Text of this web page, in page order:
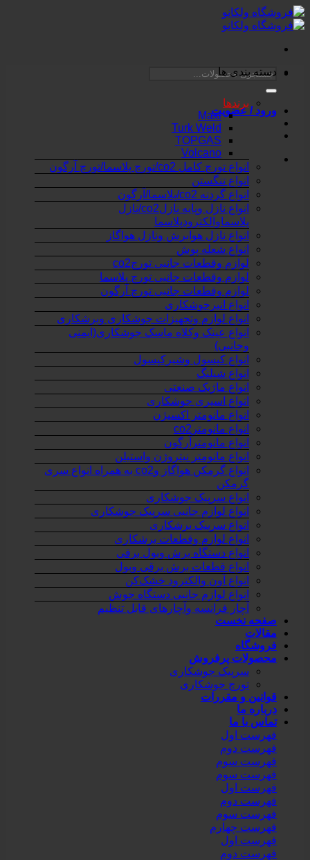
Skip
to
content
جستجو
ورود / عضویت
دسته بندی ها
برندها
Maxi
Turk Weld
TOPGAS
Volcano
انواع تورچ کامل co2/تورچ پلاسما/تورچ آرگون
انواع تنگستن
انواع گردنه co2/پلاسما/آرگون
انواع نازل وپایه نازلco2/نازل
پلاسماوالکترودپلاسما
انواع نازل هوابرش ونازل هواگاز
انواع شعله پوش
لوازم وقطعات جانبی تورچco2
لوازم وقطعات جانبی تورچ پلاسما
لوازم وقطعات جانبی تورچ آرگون
انواع انبرجوشکاری
انواع لوازم وتجهیزات جوشکاری وبرشکاری
انواع عینک وکلاه ماسک جوشکاری(ایمنی
وجانبی)
انواع کپسول وشیرکپسول
انواع شیلنگ
انواع ماژیک صنعتی
انواع اسپری جوشکاری
انواع مانومتر اکسیژن
انواع مانومترco2
انواع مانومترآرگون
انواع مانومتر نیتروژن واستیلن
انواع گرمکن هواگاز وco2 به همراه انواع سری
گرمکن
انواع سرپیک جوشکاری
انواع لوازم جانبی سرپیک جوشکاری
انواع سرپیک برشکاری
انواع لوازم وقطعات برشکاری
انواع دستگاه برش وبول برقی
انواع قطعات برش برقی وبول
انواع آون والکترود خشک‌کن
انواع لوازم جانبی دستگاه جوش
آچار فرانسه وآچارهای قابل تنظیم
صفحه نخست
مقالات
فروشگاه
محصولات پرفروش
سرپیک جوشکاری
تورچ جوشکاری
قوانین و مقررات
درباره ما
تماس با ما
فهرست اول
فهرست دوم
فهرست سوم
فهرست سوم
فهرست اول
فهرست دوم
فهرست سوم
فهرست چهارم
فهرست اول
فهرست دوم